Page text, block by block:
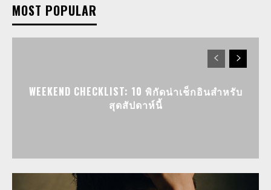
MOST POPULAR
WEEKEND CHECKLIST: 10 พิกัดน่าเช็กอินสำหรับ
สุดสัปดาห์นี้